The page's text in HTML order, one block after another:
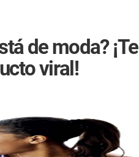
de moda? ¡Te
viral!